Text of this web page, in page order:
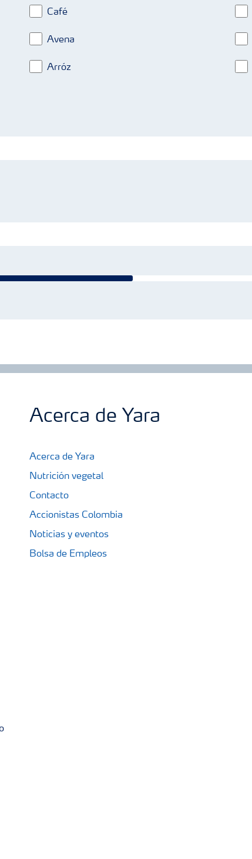
Café
Avena
Arróz
Acerca de Yara
Acerca de Yara
Nutrición vegetal
Contacto
Accionistas Colombia
Noticias y eventos
Bolsa de Empleos